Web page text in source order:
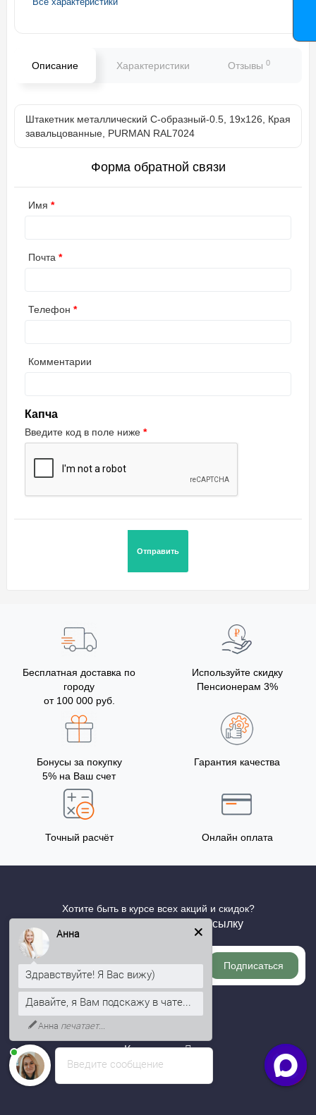
Описание Характеристики Отзывы 0
Штакетник металлический С-образный-0.5, 19х126, Края
завальцованные, PURMAN RAL7024
Форма обратной связи
Имя
Почта
Телефон
Комментарии
Капча
Введите код в поле ниже
Бесплатная доставка по
городу
от 100 000 руб.
Используйте скидку
Пенсионерам 3%
Бонусы за покупку
5% на Ваш счет
Гарантия качества
Точный расчёт Онлайн оплата
Хотите быть в курсе всех акций и скидок?
Подпишитесь на нашу рассылку
Подписаться
Категории
Введите сообщение
Анна
Здравствуйте! Я Вас вижу)
Давайте, я Вам подскажу в чате...
Анна печатает...